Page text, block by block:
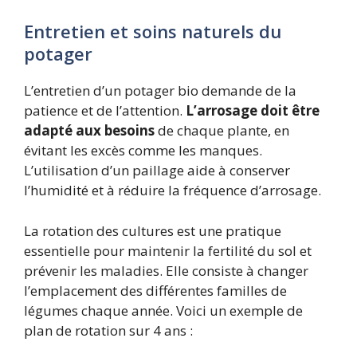
Entretien et soins naturels du
potager
L’entretien d’un potager bio demande de la
patience et de l’attention. L’arrosage doit être
adapté aux besoinsde chaque plante, en
évitant les excès comme les manques.
L’utilisation d’un paillage aide à conserver
l’humidité et à réduire la fréquence d’arrosage.
La rotation des cultures est une pratique
essentielle pour maintenir la fertilité du sol et
prévenir les maladies. Elle consiste à changer
l’emplacement des différentes familles de
légumes chaque année. Voici un exemple de
plan de rotation sur 4 ans :